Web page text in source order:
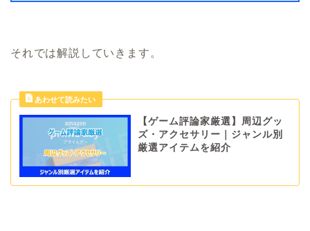
それでは解説していきます。
【ゲーム評論家厳選】周辺グッ
ズ・アクセサリー｜ジャンル別
厳選アイテムを紹介